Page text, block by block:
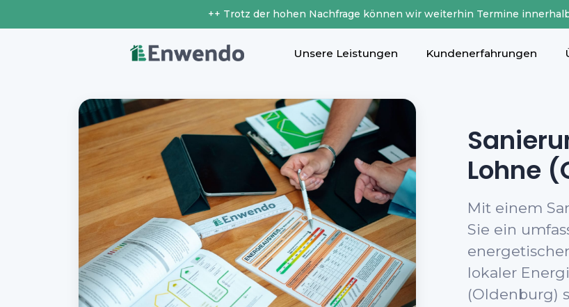
++ Trotz der hohen Nachfrage können wir weiterhin Termine
Unsere Leistungen Kundenerfahrungen
Lohne
Mit einem
Sie ein
lokaler
(Oldenburg)